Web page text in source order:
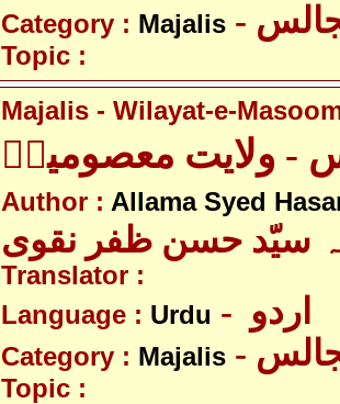
Category : Majalis
Topic :
Majalis - Wilayat-e-
- ولایت معصومینؑ
Author : Allama Syed
سیّد حسن ظفر نقوی
Translator :
Language : Urdu
Category : Majalis
Topic :